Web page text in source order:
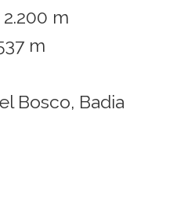
m
m
Bosco, Badia